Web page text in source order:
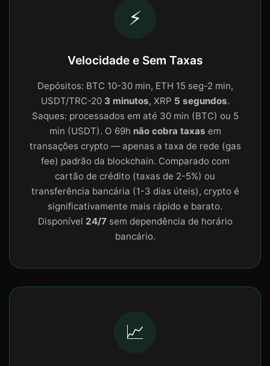
⚡
Velocidade e Sem Taxas
Depósitos: BTC 10-30 min, ETH 15 seg-2 min,
USDT/TRC-20 3 minutos, XRP 5 segundos.
Saques: processados em até 30 min (BTC) ou 5
min (USDT). O 69h não cobra taxas em
transações crypto — apenas a taxa de rede (gas
fee) padrão da blockchain. Comparado com
cartão de crédito (taxas de 2-5%) ou
transferência bancária (1-3 dias úteis), crypto é
significativamente mais rápido e barato.
Disponível 24/7sem dependência de horário
bancário.
📈